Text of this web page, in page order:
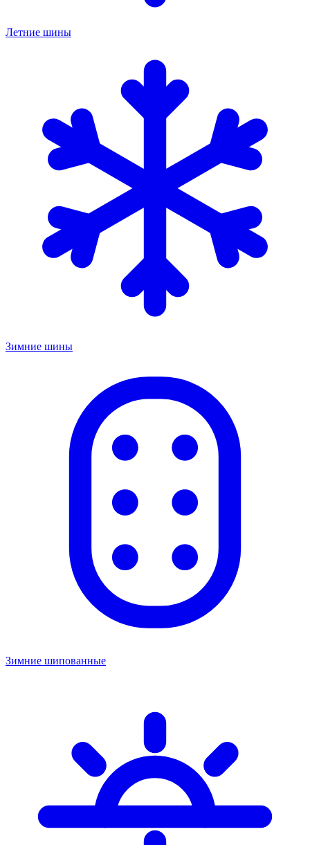
Летние шины
Зимние шины
Зимние шипованные